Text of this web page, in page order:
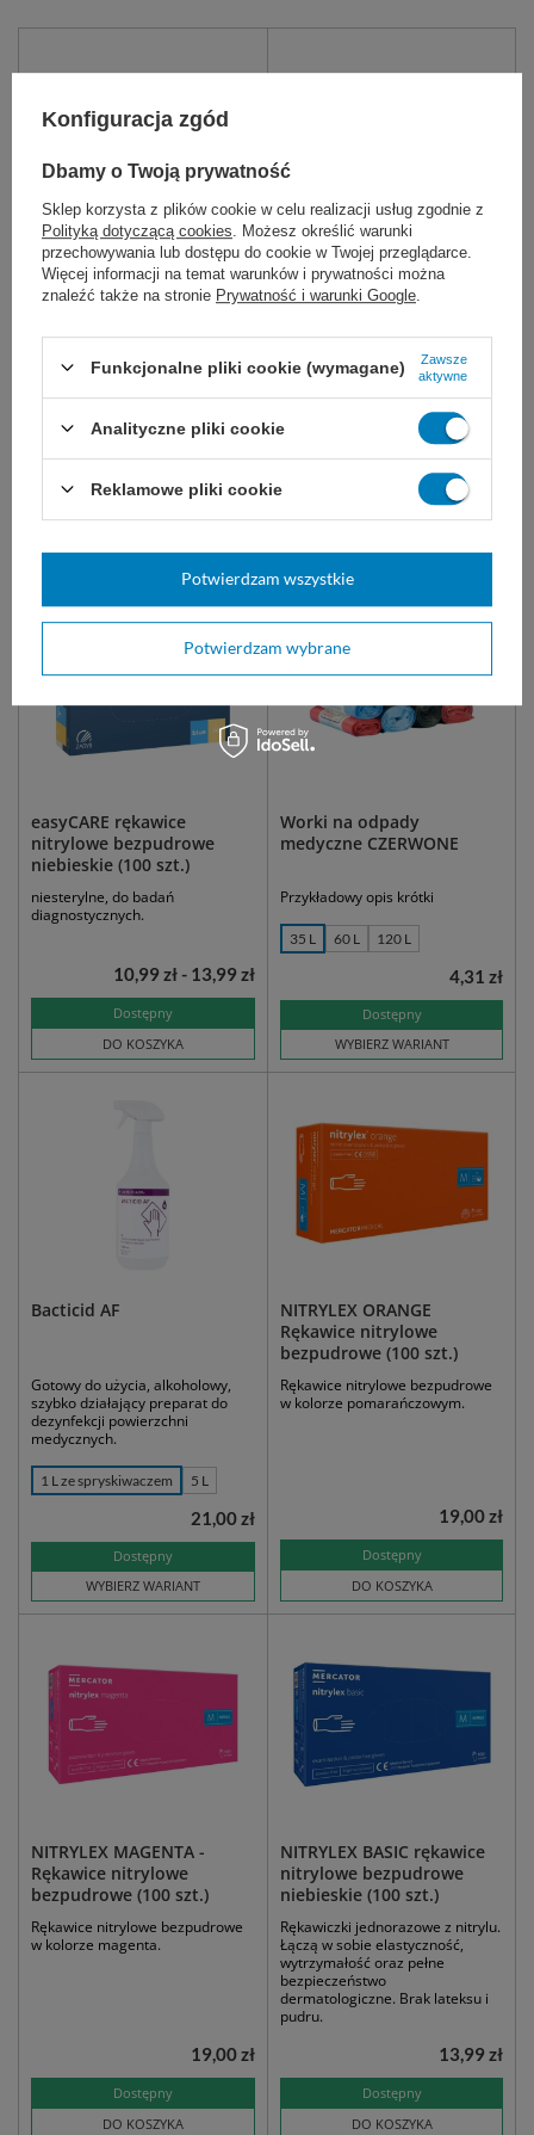
easyCARE BERRY rękawice
nitrylowe bezpudrowe
Jednorazowe rękawice ochronne
o wysokiej elastyczności, i
szczelności. Bez lateksu i pudru.
Idealne do medycyny,
gastronomii.
Dostępny
DO KOSZYKA
19,00 zł
easyCARE FLEX rękawice
nitrylowe bezpudrowe
kobaltowe (100 szt.)
Jednorazowe rękawice ochronne
o wysokiej elastyczności i
odporności. Bezpieczne dla
skóry, bez lateksu i pudru,
idealne do medycyny,
kosmetologii, gastronomii i prac
Dostępny
DO KOSZYKA
11,99 zł - 12,99 zł
easyCARE rękawice
nitrylowe bezpudrowe
niebieskie (100 szt.)
niesterylne, do badań
diagnostycznych.
Dostępny
DO KOSZYKA
10,99 zł - 13,99 zł
Worki na odpady
medyczne CZERWONE
Przykładowy opis krótki
35 L 60 L 120 L
Dostępny
WYBIERZ WARIANT
4,31 zł
Bacticid AF
Gotowy do użycia, alkoholowy,
szybko działający preparat do
dezynfekcji powierzchni
medycznych.
1 L ze spryskiwaczem 5 L
Dostępny
WYBIERZ WARIANT
21,00 zł
NITRYLEX ORANGE
Rękawice nitrylowe
bezpudrowe (100 szt.)
Rękawice nitrylowe bezpudrowe
w kolorze pomarańczowym.
Dostępny
DO KOSZYKA
19,00 zł
NITRYLEX MAGENTA -
Rękawice nitrylowe
bezpudrowe (100 szt.)
Rękawice nitrylowe bezpudrowe
w kolorze magenta.
Dostępny
DO KOSZYKA
19,00 zł
NITRYLEX BASIC rękawice
nitrylowe bezpudrowe
niebieskie (100 szt.)
Rękawiczki jednorazowe z nitrylu.
Łączą w sobie elastyczność,
wytrzymałość oraz pełne
bezpieczeństwo
dermatologiczne. Brak lateksu i
pudru.
Dostępny
DO KOSZYKA
13,99 zł
Konfiguracja zgód
Dbamy o Twoją prywatność
Sklep korzysta z plików cookie w celu realizacji usług zgodnie z
Polityką dotyczącą cookies . Możesz określić warunki
przechowywania lub dostępu do cookie w Twojej przeglądarce.
Więcej informacji na temat warunków i prywatności można
znaleźć także na stronie Prywatność i warunki Google
Funkcjonalne pliki cookie (wymagane)
Zawsze
aktywne
Analityczne pliki cookie
Reklamowe pliki cookie
Potwierdzam wybrane
Potwierdzam wszystkie